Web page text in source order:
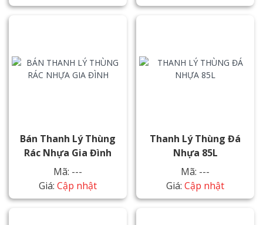
Bán Thanh Lý Thùng
Rác Nhựa Gia Đình
Mã: ---
Giá: Cập nhật
Thanh Lý Thùng Đá
Nhựa 85L
Mã: ---
Giá: Cập nhật